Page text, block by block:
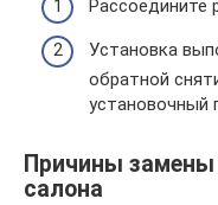
Рассоедините
Установка
обратной
установочный
Причины
салона